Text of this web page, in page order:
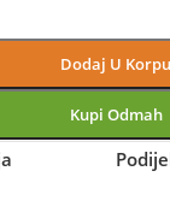
Dodaj U Korpu
Kupi Odmah